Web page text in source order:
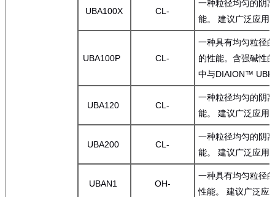
UBA100X CL-
一种粒径均匀的阴
能。 建议广泛应用
UBA100P CL-
一种具有均匀粒径
的性能。含强碱性
中与DIAION™
UBA120 CL-
一种粒径均匀的阴
能。 建议广泛应用
UBA200 CL-
一种粒径均匀的阴
能。 建议广泛应用
UBAN1 OH-
一种具有均匀粒径
性能。 建议广泛应